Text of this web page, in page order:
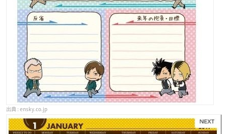
ensky.co.jp